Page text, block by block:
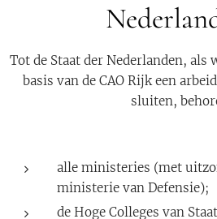
Tot de Staat der Nederlanden, als
basis van de CAO Rijk een
sluiten,
alle ministeries (met
ministerie van Defensie);
de Hoge Colleges van